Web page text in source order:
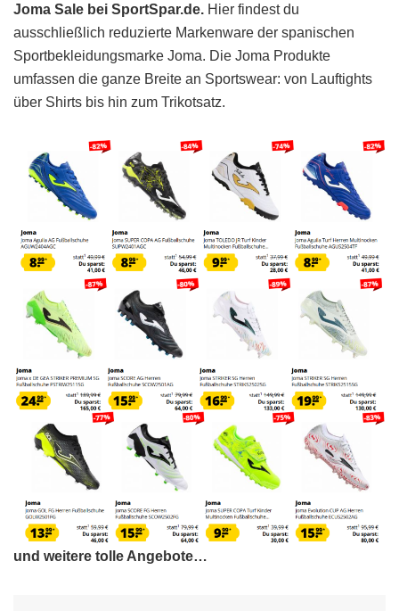
Joma Sale bei SportSpar.de. Hier findest du
ausschließlich reduzierte Markenware der spanischen
Sportbekleidungsmarke Joma. Die Joma Produkte
umfassen die ganze Breite an Sportswear: von Lauftights
über Shirts bis hin zum Trikotsatz.
und weitere tolle Angebote…